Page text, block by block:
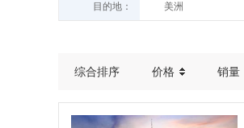
目的地： 美洲
综合排序 价格 销量